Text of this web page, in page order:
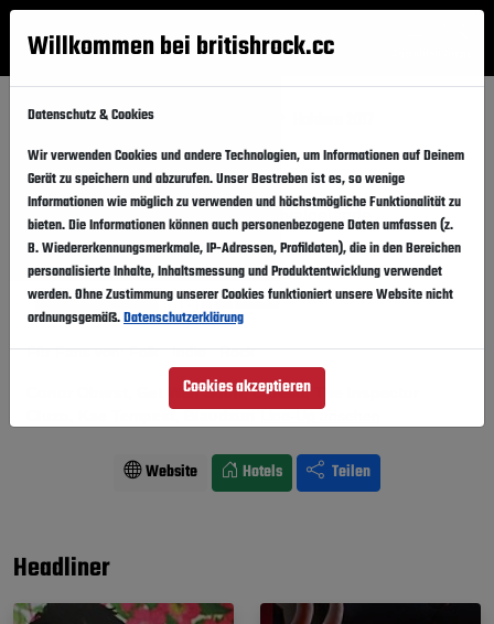
Menü
Startseite Festivals
Haldern 2017 Folgen
Deutschland, Rees, Festivalgelände
Donnerstag,10.08.2017-Samstag, 12.08.2017
Vergangener Event
Für Fans von: Folk . Indie . Rock
Conor Oberst, Get Well Soon, Clueso, The Inspector
Website Hotels Teilen
Headliner
Willkommen bei britishrock.cc
Datenschutz & Cookies
Wir verwenden Cookies und andere Technologien, um Informationen auf Deinem
Gerät zu speichern und abzurufen. Unser Bestreben ist es, so wenige
Informationen wie möglich zu verwenden und höchstmögliche Funktionalität zu
bieten. Die Informationen können auch personenbezogene Daten umfassen (z.
B. Wiedererkennungsmerkmale, IP-Adressen, Profildaten), die in den Bereichen
personalisierte Inhalte, Inhaltsmessung und Produktentwicklung verwendet
werden. Ohne Zustimmung unserer Cookies funktioniert unsere Website nicht
ordnungsgemäß.Datenschutzerklärung
Cookies akzeptieren